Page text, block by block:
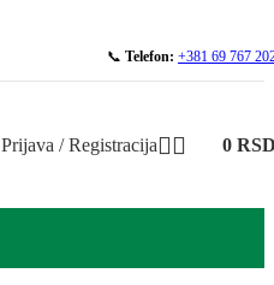
📞 Telefon: +381 69 767
Prijava / Registracija 0